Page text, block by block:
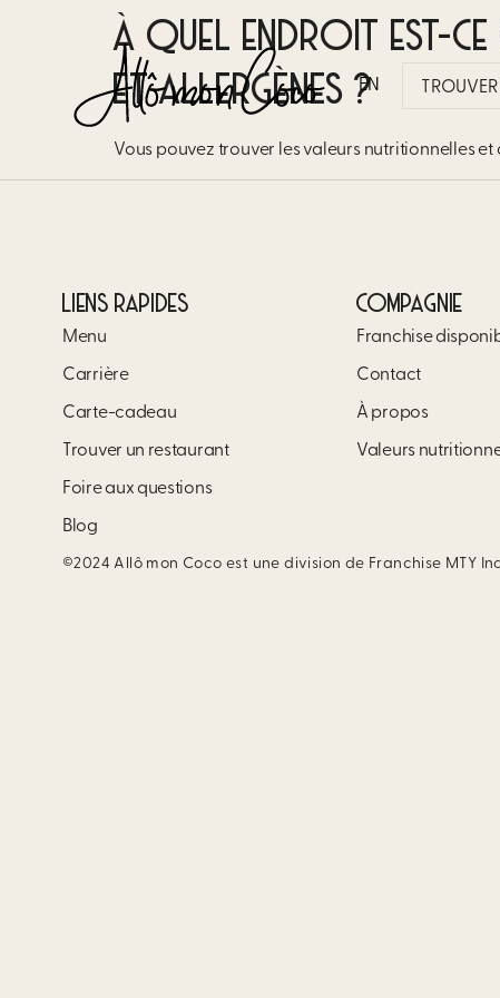
EN
À QUEL ENDROIT EST-CE
ET ALLERGÈNES ?
Vous pouvez trouver les valeurs nutritionnelles et
LIENS RAPIDES
Menu
Carrière​
Carte-cadeau
Trouver un restaurant​
Foire aux questions
Blog
COMPAGNIE
Franchise
Contact
À propos
Valeurs
©2024 Allô mon Coco est une division de Franchise MTY